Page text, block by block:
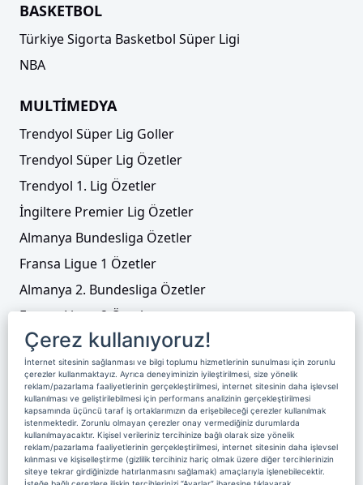
Erzurumspor FK, Nihad Mujakic'i kadrosuna
kattı
Trendyol 1. Lig'de 2026-2027 sezonu fikstürü
belli oldu
BASKETBOL
Türkiye Sigorta Basketbol Süper Ligi
NBA
MULTİMEDYA
Trendyol Süper Lig Goller
Trendyol Süper Lig Özetler
Trendyol 1. Lig Özetler
İngiltere Premier Lig Özetler
Almanya Bundesliga Özetler
Fransa Ligue 1 Özetler
Almanya 2. Bundesliga Özetler
Fransa Ligue 2 Özetler
Tenis
Video Liste
Foto Galeriler
Üyelik Yayın Akışı Reklam
Site Sözleşmesi
Künye ve İletişim
Çerez Politikası
Çerez kullanıyoruz!
İnternet sitesinin sağlanması ve bilgi toplumu hizmetlerinin sunulması için zorunlu
çerezler kullanmaktayız. Ayrıca deneyiminizin iyileştirilmesi, size yönelik
reklam/pazarlama faaliyetlerinin gerçekleştirilmesi, internet sitesinin daha işlevsel
kullanılması ve geliştirilebilmesi için performans analizinin gerçekleştirilmesi
kapsamında üçüncü taraf iş ortaklarımızın da erişebileceği çerezler kullanılmak
istenmektedir. Zorunlu olmayan çerezler onay vermediğiniz durumlarda
kullanılmayacaktır. Kişisel verileriniz tercihinize bağlı olarak size yönelik
reklam/pazarlama faaliyetlerinin gerçekleştirilmesi, internet sitesinin daha işlevsel
kılınması ve kişiselleştirme (gizlilik tercihiniz hariç olmak üzere diğer tercihlerinizin
siteye tekrar girdiğinizde hatırlanmasını sağlamak) amaçlarıyla işlenebilecektir.